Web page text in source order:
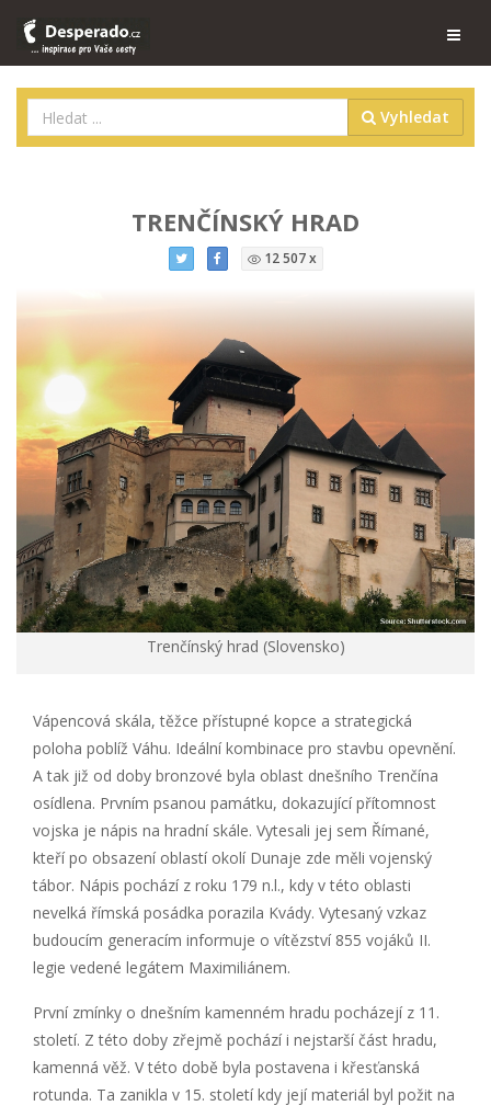
Vyhledat
TRENČÍNSKÝ HRAD
12 507 x
Trenčínský hrad (Slovensko)
Vápencová skála, těžce přístupné kopce a strategická
poloha poblíž Váhu. Ideální kombinace pro stavbu opevnění.
A tak již od doby bronzové byla oblast dnešního Trenčína
osídlena. Prvním psanou památku, dokazující přítomnost
vojska je nápis na hradní skále. Vytesali jej sem Římané,
kteří po obsazení oblastí okolí Dunaje zde měli vojenský
tábor. Nápis pochází z roku 179 n.l., kdy v této oblasti
nevelká římská posádka porazila Kvády. Vytesaný vzkaz
budoucím generacím informuje o vítězství 855 vojáků II.
legie vedené legátem Maximiliánem.
První zmínky o dnešním kamenném hradu pocházejí z 11.
století. Z této doby zřejmě pochází i nejstarší část hradu,
kamenná věž. V této době byla postavena i křesťanská
rotunda. Ta zanikla v 15. století kdy její materiál byl požit na